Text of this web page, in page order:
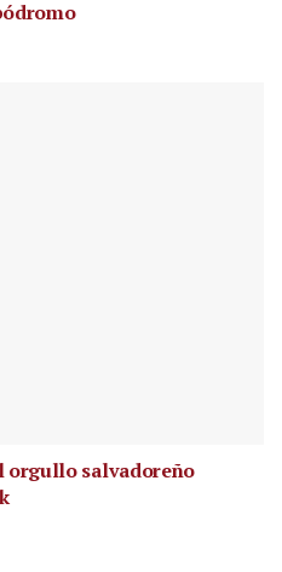
orgullo salvadoreño